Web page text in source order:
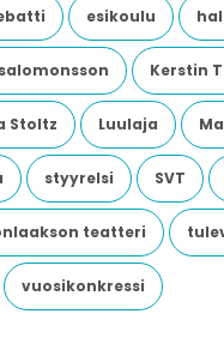
esikoulu
Kerstin
Stoltz Luulaja
styyrelsi SVT
teatteri
vuosikonkressi